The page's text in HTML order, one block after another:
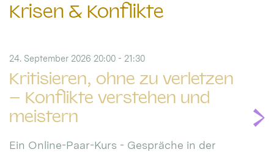
Krisen & Konflikte
Kritisieren, ohne zu verletzen
– Konflikte verstehen und
meistern
24. September 2026 20:00 - 21:30
Ein Online-Paar-Kurs - Gespräche in der